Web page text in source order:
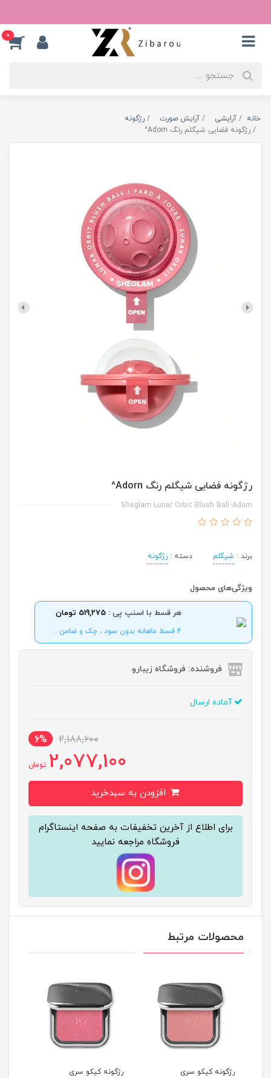
0
خانه آرایشی آرایش صورت
رژگونه
رژگونه فضایی شیگلم رنگ Adorn^
رژگونه فضایی شیگلم رنگ Adorn^
Sheglam Lunar Orbit Blush Ball-Adorn
برند : شیگلم دسته : رژگونه
ویژگی‌های محصول
هر قسط با اسنپ پی : 519,275 تومان
4 قسط ماهانه بدون سود ، چک و ضامن .
فروشنده: فروشگاه زیبارو
آماده ارسال
2,188,600
6%
2,077,100 تومان
برای اطلاع از آخرین تخفیفات به صفحه اینستاگرام
فروشگاه مراجعه نمایید
محصولات مرتبط
رژگونه کیکو سری
رژگونه کیکو سری